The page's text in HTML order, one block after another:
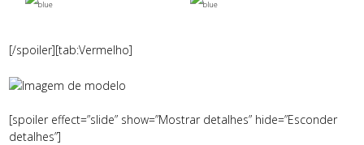
[/spoiler][tab:Vermelho]
[spoiler effect=”slide” show=”Mostrar detalhes” hide=”Esconder
detalhes”]